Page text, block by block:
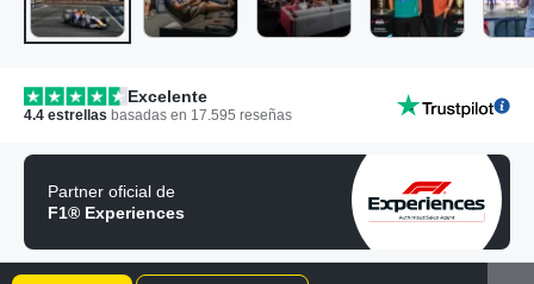
Excelente
4.4 estrellas basadas en 17.595 reseñas
Partner oficial de
F1® Experiences